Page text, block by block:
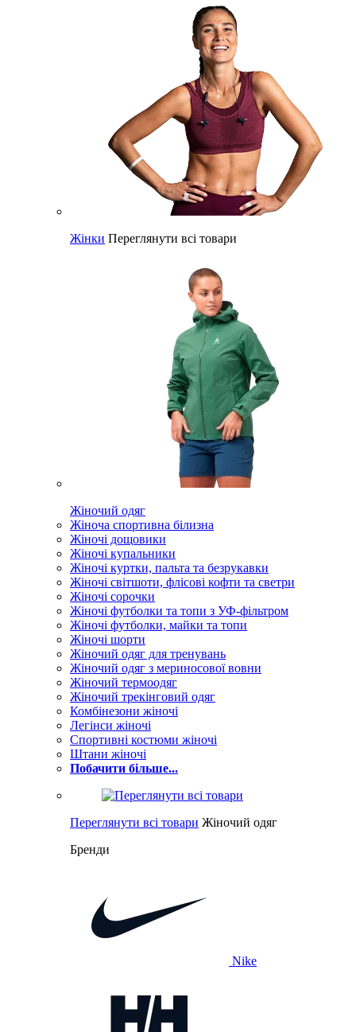
Жінки Переглянути всі товари
Жіночий одяг
Жіноча спортивна білизна
Жіночі дощовики
Жіночі купальники
Жіночі куртки, пальта та безрукавки
Жіночі світшоти, флісові кофти та светри
Жіночі сорочки
Жіночі футболки та топи з УФ-фільтром
Жіночі футболки, майки та топи
Жіночі шорти
Жіночий одяг для тренувань
Жіночий одяг з мериносової вовни
Жіночий термоодяг
Жіночий трекінговий одяг
Комбінезони жіночі
Легінси жіночі
Спортивні костюми жіночі
Штани жіночі
Побачити більше...
Переглянути всі товари Жіночий одяг
Бренди
Nike